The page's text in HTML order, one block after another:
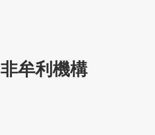
非牟利機構